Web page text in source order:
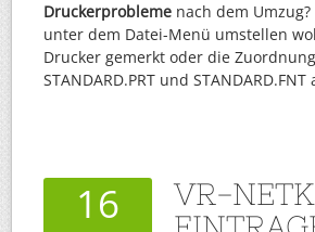
Druckerprobleme nach dem
unter dem Datei-Menü umstellen
Drucker gemerkt oder die
STANDARD.PRT und
16
VR-